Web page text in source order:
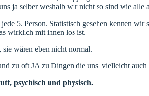
ja selber weshalb wir nicht so sind wie alle
5. Person. Statistisch gesehen kennen wir
wirklich mit ihnen los ist.
wären eben nicht normal.
zu oft JA zu Dingen die uns, vielleicht
psychisch und physisch.